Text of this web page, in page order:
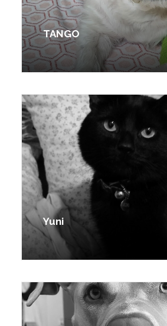
TANGO
Yuni